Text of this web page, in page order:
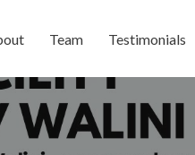
Team Testimonials